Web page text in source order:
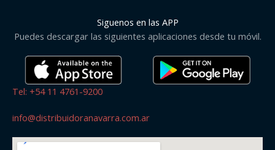
Siguenos en las APP
Puedes descargar las siguientes aplicaciones desde tu móvil.
Tel: +54 11 4761-9200
info@distribuidoranavarra.com.ar